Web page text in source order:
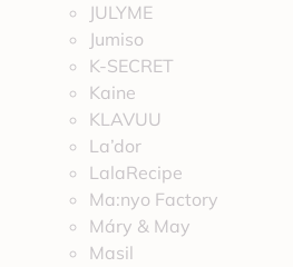
JULYME
Jumiso
K-SECRET
Kaine
KLAVUU
La’dor
LalaRecipe
Ma:nyo Factory
Máry & May
Masil